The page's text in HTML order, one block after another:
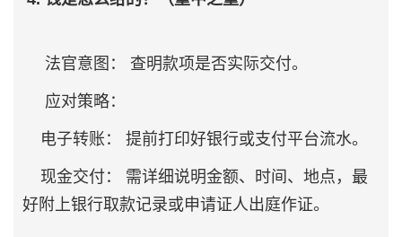
法官意图： 查明款项是否实际交付。
应对策略：
电子转账： 提前打印好银行或支付平台流水。
现金交付： 需详细说明金额、时间、地点，最
好附上银行取款记录或申请证人出庭作证。